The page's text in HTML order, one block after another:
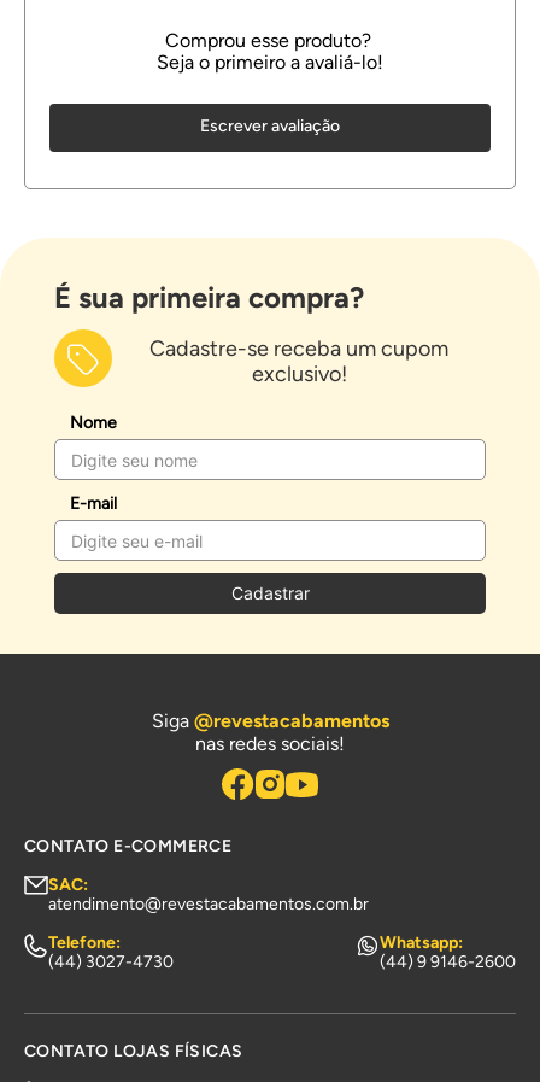
Escrever avaliação
É sua primeira compra?
Cadastre-se receba um cupom
exclusivo!
Nome
E-mail
Cadastrar
Siga @revestacabamentos
nas redes sociais!
CONTATO E-COMMERCE
SAC:
atendimento@revestacabamentos.com.br
Telefone:
(44) 3027-4730
Whatsapp:
(44) 9 9146-2600
CONTATO LOJAS FÍSICAS